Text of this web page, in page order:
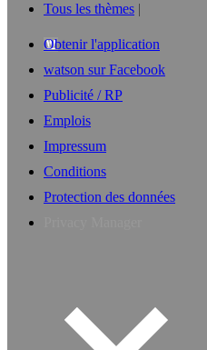
Tous les thèmes
Obtenir l'application
watson sur Facebook
Publicité / RP
Emplois
Impressum
Conditions
Protection des données